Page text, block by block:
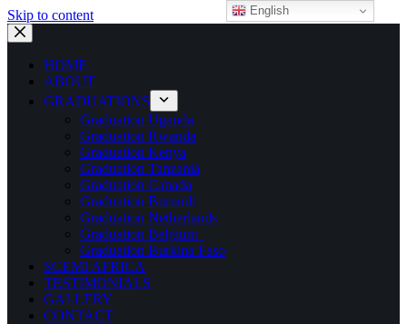
Skip to content
HOME
ABOUT
GRADUATIONS
Graduation Uganda
Graduation Rwanda
Graduation Kenya
Graduation Tanzania
Graduation Canada
Graduation Burundi
Graduation Netherlands
Graduation Belgium
Graduation Burkina Faso
SCEMI AFRICA
TESTIMONIALS
GALLERY
CONTACT
English